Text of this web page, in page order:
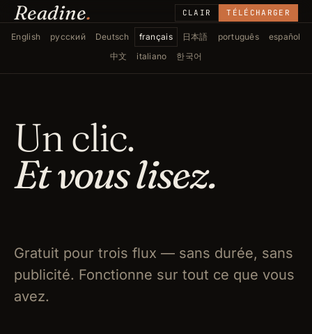
Readine. CLAIR TÉLÉCHARGER
English русский Deutsch français 日本語 português
español
中文
italiano 한국어
Un clic.
Et vous lisez.
Gratuit pour trois flux — sans durée, sans
publicité. Fonctionne sur tout ce que vous
avez.